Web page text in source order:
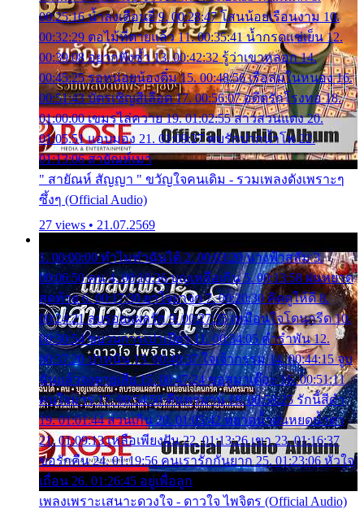
00:25:16 น้ำลงเดือนยี่ 9. 00:28:47 โสนน้อยเรือนงาม 10.
00:32:29 ตอไม้ที่ตายแล้ว 11. 00:35:41 น้ำกรดแช่เย็น 12.
00:39:08 อยากฟังซ้ำ 13. 00:42:32 รู้ว่าเขาหลอก 14.
00:45:25 รอหน่อยน้องติ๋ม 15. 00:48:56 เรือล่มในหนอง 16.
00:51:43 บัตรเชิญสีเลือด 17. 00:56:07 อดีตรักโรงทอ 18.
01:00:00 เขมรไล่ควาย 19. 01:02:55 สาวสวนแตง 20.
01:05:51 แอบมอง 21. 01:09:27 พบรักปากน้ำโพ 22.
01:13:06 สายัณห์เมา
" สายัณห์ สัญญา " ขวัญใจคนเดิม - รวมเพลงดังเพราะๆ
ซึ้งๆ (Official Audio)
27 views • 21.07.2569
1. 00:00:00 ทำไมทำฉันได้ 2. 00:03:20 นางฟ้าสลัม 3.
00:06:50 คน 4. 00:10:36 บุญเหลือเกิน 5. 00:13:58 ฝนหยาด
สุดท้าย 6. 00:17:30 ยาใจยาจก 7. 00:20:30 คิดดูให้ดี 8.
00:24:21 ลบรอยแผลรัก 9. 00:27:35 เหมือนใจโดนกรีด 10.
00:30:54 ขบวนการเปาเปียว 11. 00:34:05 คำรำพัน 12.
00:37:20 ปาหนัน 13. 00:40:37 ใจเจ้ากรรม 14. 00:44:15 จูบ
ฉันแล้วจงตายเสีย 15. 00:47:24 ขอสูมาเต๊อะ 16. 00:51:11
คนใจมาร 17. 00:54:50 คืนทรมาน 18. 00:58:25 รักนี้สีดำ
19. 01:01:44 ส่วนเกิน 20. 01:05:42 หยาดน้ำฝนหยดน้ำตา
21. 01:09:13 เหลือเพียงฝัน 22. 01:13:26 เขา 23. 01:16:37
ขอรักคืน 24. 01:19:56 คนเรารักกันยาก 25. 01:23:06 หัวใจ
เถื่อน 26. 01:26:45 อยู่เพื่อลูก
เพลงเพราะเสนาะดวงใจ - ดาวใจ ไพจิตร (Official Audio)